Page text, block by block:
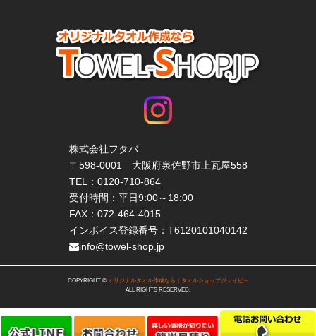
株式会社フタバ
〒598-0001 大阪府泉佐野市上瓦屋558
TEL： 0120-710-864
受付時間：平日9:00～18:00
FAX：072-464-4015
インボイス登録番号：T6120101040142
info@towel-shop.jp
COPYRIGHT © オリジナルタオル作成なら｜タオルショップジェイピー
ALL RIGHTS RESERVED.